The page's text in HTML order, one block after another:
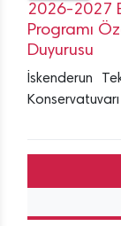
2026-2027
Programı
Duyurusu
İskenderun